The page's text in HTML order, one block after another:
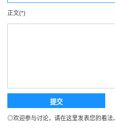
正文(*)
◎欢迎参与讨论，请在这里发表您的看法